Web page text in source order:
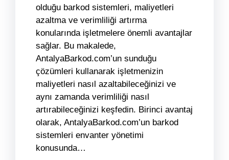
olduğu barkod sistemleri, maliyetleri
azaltma ve verimliliği artırma
konularında işletmelere önemli avantajlar
sağlar. Bu makalede,
AntalyaBarkod.com’un sunduğu
çözümleri kullanarak işletmenizin
maliyetleri nasıl azaltabileceğinizi ve
aynı zamanda verimliliği nasıl
artırabileceğinizi keşfedin. Birinci avantaj
olarak, AntalyaBarkod.com’un barkod
sistemleri envanter yönetimi
konusunda…